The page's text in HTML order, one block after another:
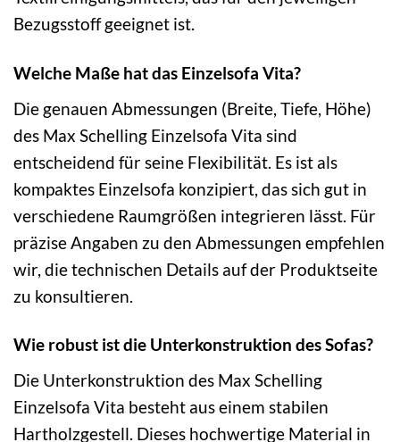
Bezugsstoff geeignet ist.
Welche Maße hat das Einzelsofa Vita?
Die genauen Abmessungen (Breite, Tiefe, Höhe)
des Max Schelling Einzelsofa Vita sind
entscheidend für seine Flexibilität. Es ist als
kompaktes Einzelsofa konzipiert, das sich gut in
verschiedene Raumgrößen integrieren lässt. Für
präzise Angaben zu den Abmessungen empfehlen
wir, die technischen Details auf der Produktseite
zu konsultieren.
Wie robust ist die Unterkonstruktion des Sofas?
Die Unterkonstruktion des Max Schelling
Einzelsofa Vita besteht aus einem stabilen
Hartholzgestell. Dieses hochwertige Material in